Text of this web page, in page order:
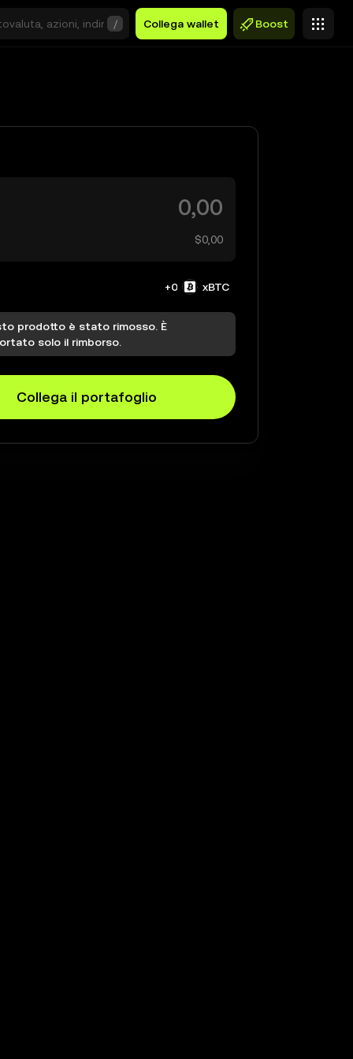
/ Collega wallet Boost
$0,00
+0 xBTC
prodotto è stato rimosso. È
solo il rimborso.
Collega il portafoglio